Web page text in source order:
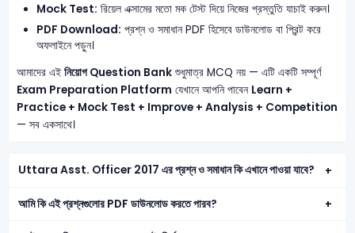
Mock Test: রিয়েল এক্সামের মতো মক টেস্ট দিয়ে নিজের প্রস্তুতি যাচাই করুন।
PDF Download: প্রশ্ন ও সমাধান PDF হিসেবে ডাউনলোড বা প্রিন্ট করে
অফলাইনে পড়ুন।
আমাদের এই নিয়োগ Question Bankশুধুমাত্র MCQ নয় — এটি একটি সম্পূর্ণ
Exam Preparation Platform যেখানে আপনি পাবেন Learn +
Practice + Mock Test + Improve + Analysis + Competition
— সব একসাথে।
Uttara Asst. Officer 2017 এর প্রশ্ন ও সমাধান কি এখানে পাওয়া যাবে?
আমি কি এই প্রশ্নগুলোর PDF ডাউনলোড করতে পারব?